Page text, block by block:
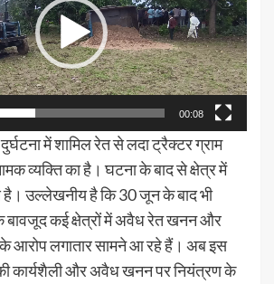
00:08
दुर्घटना में शामिल रेत से लदा ट्रैक्टर ग्राम
व्यक्ति का है। घटना के बाद से क्षेत्र में
है। उल्लेखनीय है कि 30 जून के बाद भी
बावजूद कई क्षेत्रों में अवैध रेत खनन और
के आरोप लगातार सामने आ रहे हैं। अब इस
कार्यशैली और अवैध खनन पर नियंत्रण के